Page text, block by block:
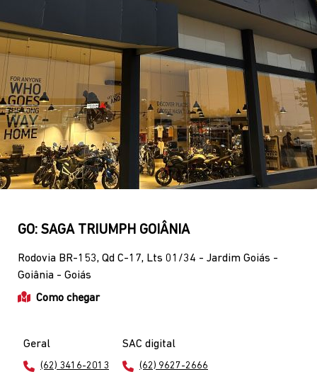
Geral
(62) 3416-2013 (62) 9627-2666
Contato
(62) 3773-2503
WhatsApp
(62) 3142-0167
Horários de funcionamento
Showroom
Segunda a sexta, das 8h às 18h.